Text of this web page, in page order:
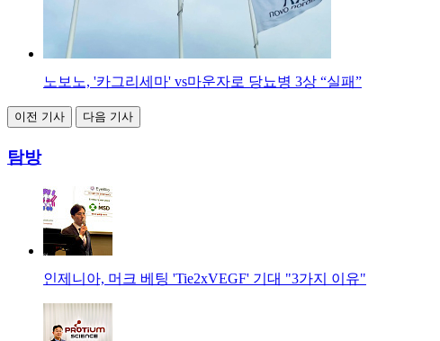
노보노, '카그리세마' vs마운자로 당뇨병 3상 “실패”
이전 기사 다음 기사
탐방
인제니아, 머크 베팅 'Tie2xVEGF' 기대 "3가지 이유"